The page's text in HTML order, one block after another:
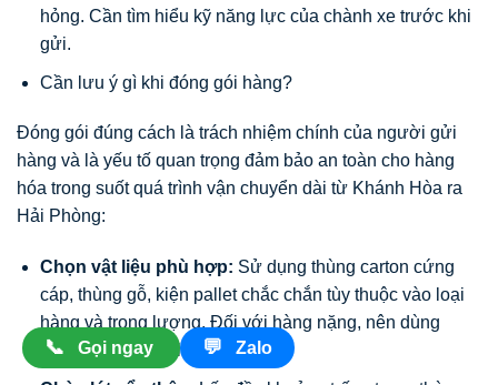
hỏng. Cần tìm hiểu kỹ năng lực của chành xe trước khi
gửi.
Cần lưu ý gì khi đóng gói hàng?
Đóng gói đúng cách là trách nhiệm chính của người gửi
hàng và là yếu tố quan trọng đảm bảo an toàn cho hàng
hóa trong suốt quá trình vận chuyển dài từ Khánh Hòa ra
Hải Phòng:
Chọn vật liệu phù hợp: Sử dụng thùng carton cứng
cáp, thùng gỗ, kiện pallet chắc chắn tùy thuộc vào loại
hàng và trọng lượng. Đối với hàng nặng, nên dùng
thùng gỗ hoặc pallet.
📞 Gọi ngay 💬 Zalo